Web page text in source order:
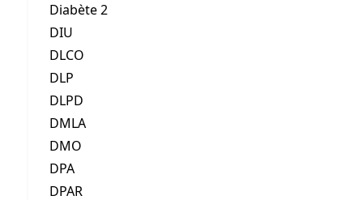
Diabète 2
DIU
DLCO
DLP
DLPD
DMLA
DMO
DPA
DPAR